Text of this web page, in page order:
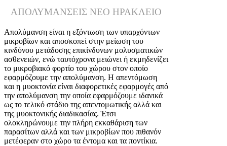
ΑΠΟΛΥΜΑΝΣΕΙΣ ΝΕΟ ΗΡΑΚΛΕΙΟ
Απολύμανση είναι η εξόντωση των υπαρχόντων
μικροβίων και αποσκοπεί στην μείωση του
κινδύνου μετάδοσης επικίνδυνων μολυσματικών
ασθενειών, ενώ ταυτόχρονα μειώνει ή εκμηδενίζει
το μικροβιακό φορτίο του χώρου στον οποίο
εφαρμόζουμε την απολύμανση. Η απεντόμωση
και η μυοκτονία είναι διαφορετικές εφαρμογές από
την απολύμανση την οποία εφαρμόζουμε ιδανικά
ως το τελικό στάδιο της απεντομωτικής αλλά και
της μυοκτονικής διαδικασίας. Έτσι
ολοκληρώνουμε την πλήρη εκκαθάριση των
παρασίτων αλλά και των μικροβίων που πιθανόν
μετέφεραν στο χώρο τα έντομα και τα ποντίκια.